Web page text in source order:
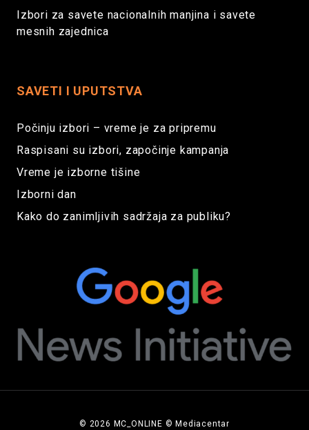
Izbori za savete nacionalnih manjina i savete
mesnih zajednica
SAVETI I UPUTSTVA
Počinju izbori – vreme je za pripremu
Raspisani su izbori, započinje kampanja
Vreme je izborne tišine
Izborni dan
Kako do zanimljivih sadržaja za publiku?
© 2026 MC_ONLINE © Mediacentar